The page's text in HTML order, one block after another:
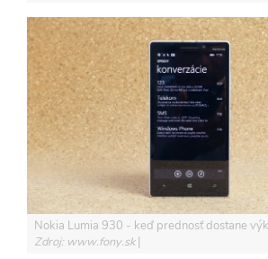
Nokia Lumia 930 - keď prednosť dostane
Zdroj: www.fony.sk